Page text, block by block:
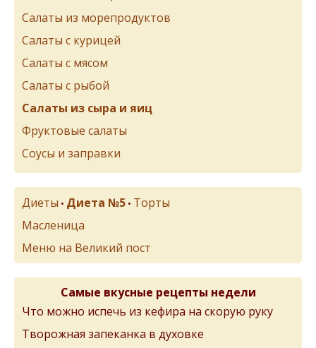
Салаты из морепродуктов
Салаты с курицей
Салаты с мясом
Салаты с рыбой
Салаты из сыра и яиц
Фруктовые салаты
Соусы и заправки
Диеты • Диета №5 • Торты
Масленица
Меню на Великий пост
Самые вкусные рецепты недели
Что можно испечь из кефира на скорую руку
Творожная запеканка в духовке